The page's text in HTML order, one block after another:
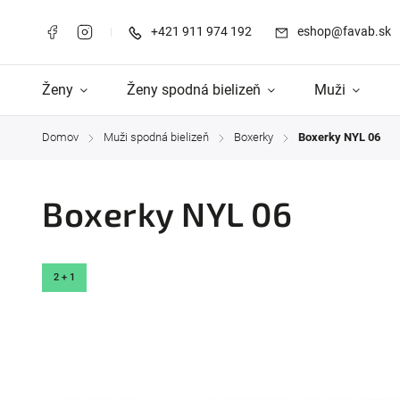
+421 911 974 192 eshop@favab.sk
Ženy Ženy spodná bielizeň Muži
Domov / Muži spodná bielizeň / Boxerky / Boxerky NYL 06
Boxerky NYL 06
2 + 1